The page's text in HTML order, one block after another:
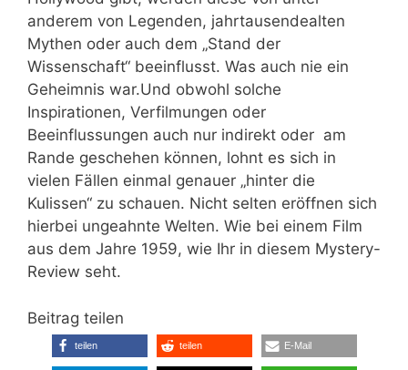
anderem von Legenden, jahrtausendealten
Mythen oder auch dem „Stand der
Wissenschaft“ beeinflusst. Was auch nie ein
Geheimnis war.Und obwohl solche
Inspirationen, Verfilmungen oder
Beeinflussungen auch nur indirekt oder am
Rande geschehen können, lohnt es sich in
vielen Fällen einmal genauer „hinter die
Kulissen“ zu schauen. Nicht selten eröffnen sich
hierbei ungeahnte Welten. Wie bei einem Film
aus dem Jahre 1959, wie Ihr in diesem Mystery-
Review seht.
Beitrag teilen
teilen teilen E-Mail